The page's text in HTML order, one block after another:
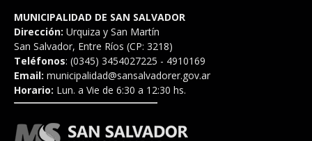
MUNICIPALIDAD DE SAN SALVADOR
Dirección: Urquiza y San Martín
San Salvador, Entre Ríos (CP: 3218)
Teléfonos: (0345) 3454027225 - 4910169
Email: municipalidad@sansalvadorer.gov.ar
Horario: Lun. a Vie de 6:30 a 12:30 hs.